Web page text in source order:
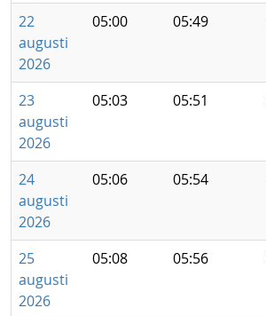
22
augusti
2026
05:00 05:49
23
augusti
2026
05:03 05:51
24
augusti
2026
05:06 05:54
25
augusti
2026
05:08 05:56